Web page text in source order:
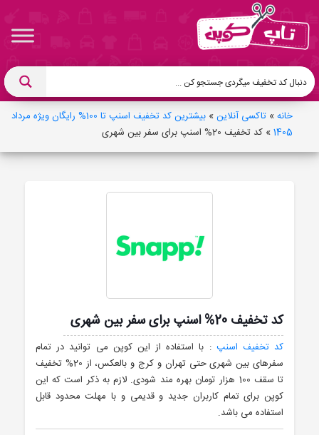
خانه» تاکسی آنلاین»
بیشترین کد تخفیف اسنپ تا 100% رایگان ویژه مرداد
1405
» کد تخفیف 20% اسنپ برای سفر بین شهری
کد تخفیف 20% اسنپ برای سفر بین شهری
کد تخفیف اسنپ : با استفاده از این کوپن می توانید در تمام
سفرهای بین شهری حتی تهران و کرج و بالعکس، از 20% تخفیف
تا سقف 100 هزار تومان بهره مند شودی. لازم به ذکر است که این
کوپن برای تمام کاربران جدید و قدیمی و با مهلت محدود قابل
استفاده می باشد.